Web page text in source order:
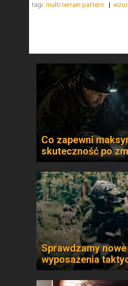
tagi: multi terrain pattern
Co zapewni
skuteczność po
Sprawdzamy
wyposażenia